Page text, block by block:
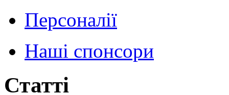
Персоналії
Наші спонсори
Статті